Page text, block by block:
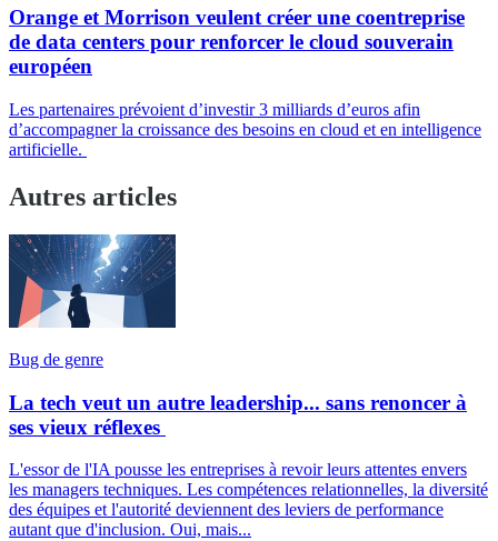
Orange et Morrison veulent créer une coentreprise
de data centers pour renforcer le cloud souverain
européen
Les partenaires prévoient d’investir 3 milliards d’euros afin
d’accompagner la croissance des besoins en cloud et en intelligence
artificielle.
Autres articles
Bug de genre
La tech veut un autre leadership... sans renoncer à
ses vieux réflexes
L'essor de l'IA pousse les entreprises à revoir leurs attentes envers
les managers techniques. Les compétences relationnelles, la diversité
des équipes et l'autorité deviennent des leviers de performance
autant que d'inclusion. Oui, mais...